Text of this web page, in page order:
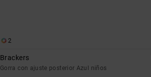
2
Brackers
Gorra con ajuste posterior Azul niños